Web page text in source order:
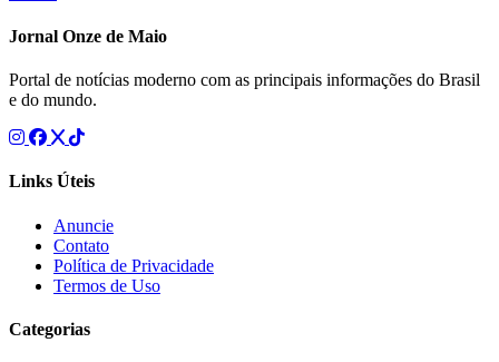
Jornal Onze de Maio
Portal de notícias moderno com as principais informações do Brasil
e do mundo.
Links Úteis
Anuncie
Contato
Política de Privacidade
Termos de Uso
Categorias